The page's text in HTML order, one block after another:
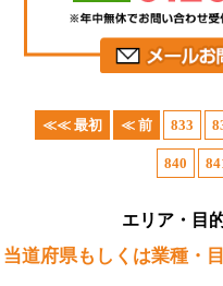
≪≪ 最初 ≪ 前 833
840
エリア・目
当道府県もしくは業種・